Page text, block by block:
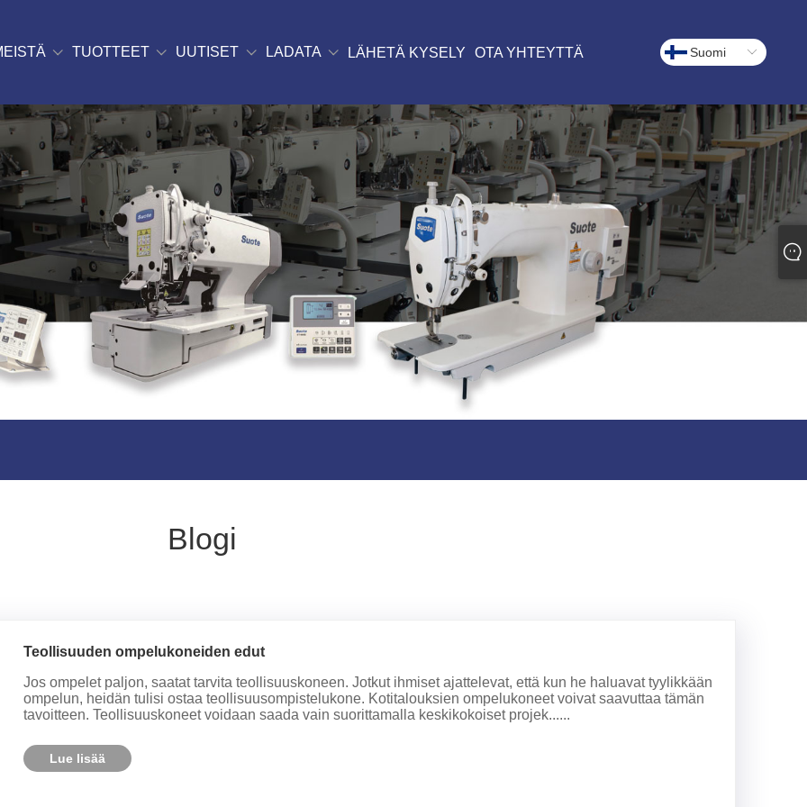
TUOTTEET UUTISET LADATA LÄHETÄ KYSELY OTA YHTEYTTÄ Suomi
Blogi
Teollisuuden ompelukoneiden edut
Jos ompelet paljon, saatat tarvita teollisuuskoneen. Jotkut ihmiset ajattelevat, että kun he haluavat tyylikkään
ompelun, heidän tulisi ostaa teollisuusompistelukone. Kotitalouksien ompelukoneet voivat saavuttaa tämän
tavoitteen. Teollisuuskoneet voidaan saada vain suorittamalla keskikokoiset projek......
Lue lisää